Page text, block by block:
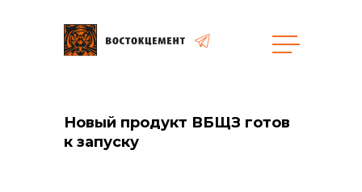
Закупки
Новый продукт ВБЩЗ готов
к запуску